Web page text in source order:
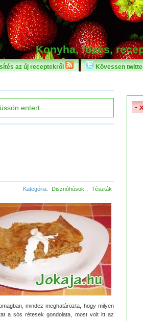
Konyha, főzés,
az új receptekről Kövessen
Kategória: Disznóhúsok Tészták
mindez meghatározta, hogy milyen
a sós rétesek gondolata, most volt itt az
-